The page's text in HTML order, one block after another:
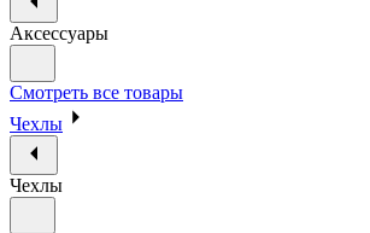
Аксессуары
Смотреть все товары
Чехлы
Чехлы